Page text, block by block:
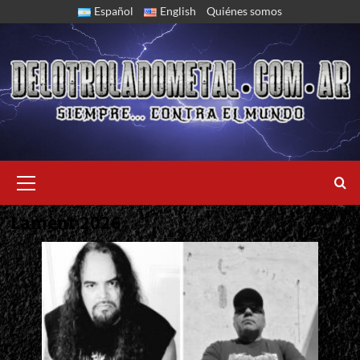
Español English Quiénes somos
Menu
Lament 2026